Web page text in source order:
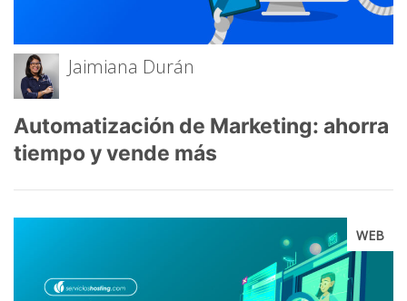
Jaimiana Durán
Automatización de Marketing: ahorra
tiempo y vende más
WEB